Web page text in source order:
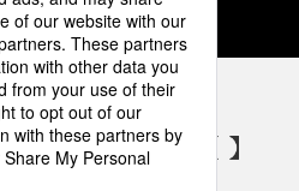
設備 SNSアカウント